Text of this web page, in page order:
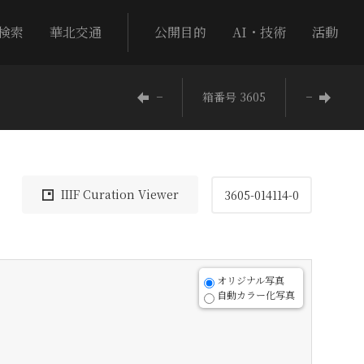
索 華北交通 公開目的 AI・技術 活動
− 箱番号 3605 −
IIIF Curation Viewer 3605-014114-0
オリジナル写真
自動カラー化写真